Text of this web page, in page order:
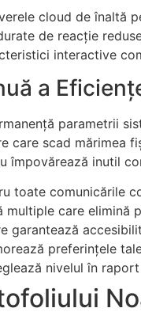
cloud de
de reacție
interactive
a
parametrii
care scad mărimea
împovărează inutil
toate comunicările
multiple care elimină
garantează
preferințele
nivelul în